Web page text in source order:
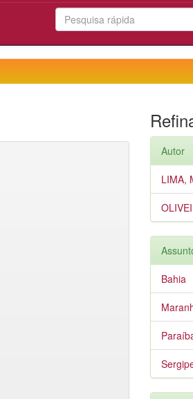
Autor
LIMA,
Bahia